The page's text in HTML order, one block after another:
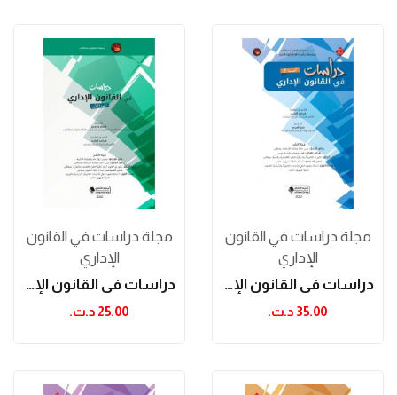
مجلة دراسات في القانون
الإداري
دراسات في القانون الإداري العدد الأول
25.00 د.ت.‏
مجلة دراسات في القانون
الإداري
دراسات في القانون الإداري العدد الثاني
35.00 د.ت.‏